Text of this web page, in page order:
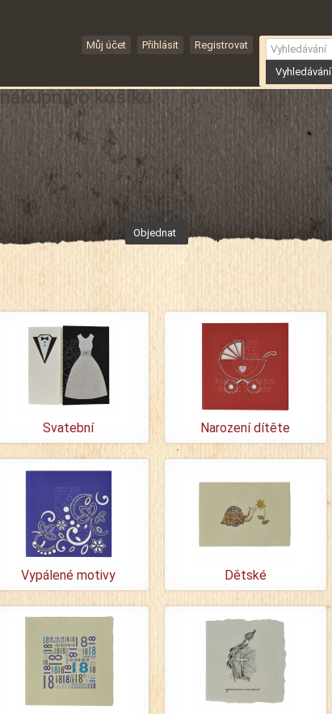
Vyhledávání
Můj účet Přihlásit Registrovat
košíku
Objednat
Svatební Narození dítěte
Vypálené motivy Dětské